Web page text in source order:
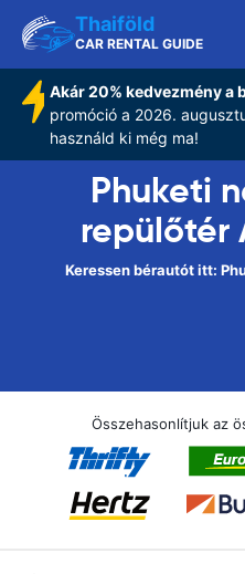
Thaiföld
CAR RENTAL GUIDE
Akár 20% kedvezmény a
promóció a 2026.
használd ki még ma!
Phuketi
repülőtér
Keressen bérautót itt:
Összehasonlítjuk az